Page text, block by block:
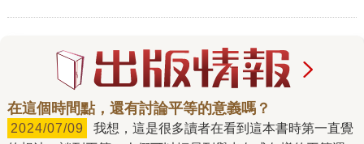
在這個時間點，還有討論平等的意義嗎？
2024/07/09